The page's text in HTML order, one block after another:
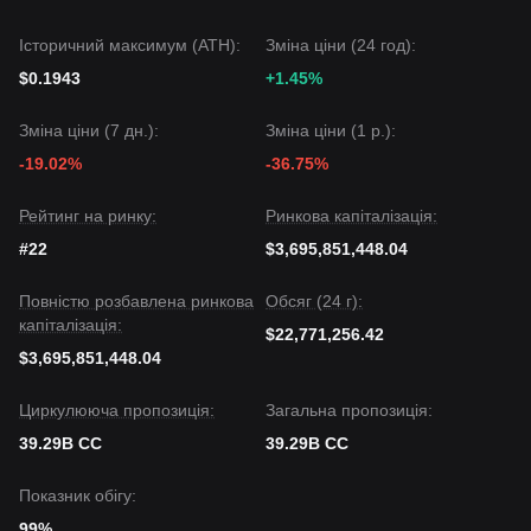
середньостроковому структурному аналізі ціна Canton
нині «затиснута» між підтримкою$0.090
Перспективи ринку
Якщо ціна Canton проб’є рівень
$0.113
, наступною ціллю
може бути
може бути$0.073
Комплексний аналіз свідчить: хоча Canton може й надалі
короткостроковій перспективі, консенсус полягає в тому,
що якщо ціна зберігатиме позицію вище $0.090
середньостроковий тренд може зміститися в напрямі
Стабілізації та Відновлення
Історичний максимум (ATH):
$0.1943
Зміна ціни (24 год):
+1.45%
Зміна ціни (7 дн.):
-19.02%
Зміна ціни (1 р.):
-36.75%
Рейтинг на ринку:
#22
Ринкова капіталізація:
$3,695,851,448.04
Повністю розбавлена ринкова
капіталізація:
$3,695,851,448.04
Обсяг (24 г):
$22,771,256.42
Циркулююча пропозиція:
39.29B CC
Загальна пропозиція:
39.29B CC
Показник обігу: